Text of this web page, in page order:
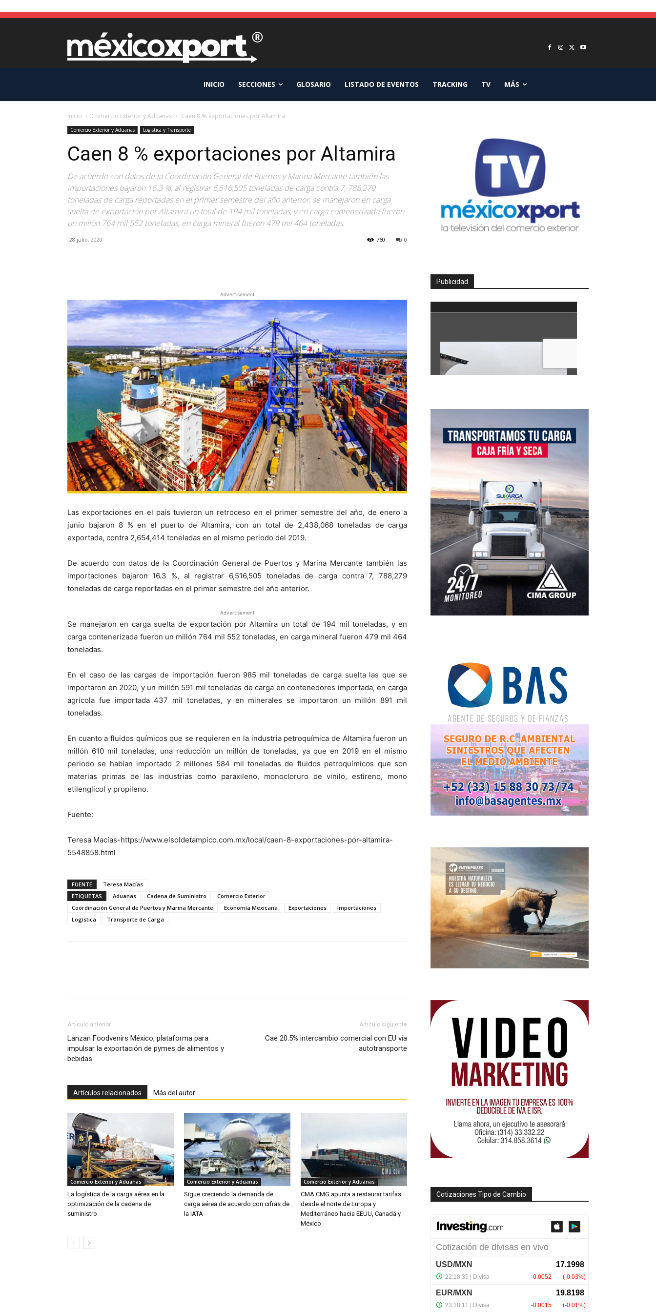
INICIO SECCIONES GLOSARIO LISTADO DE EVENTOS TRACKING TV MÁS
Inicio Comercio Exterior y Aduanas Caen 8 % exportaciones por Altamira
Comercio Exterior y Aduanas Logistica y Transporte
Caen 8 % exportaciones por Altamira
De acuerdo con datos de la Coordinación General de Puertos y Marina Mercante también las
importaciones bajaron 16.3 %, al registrar 6,516,505 toneladas de carga contra 7, 788,279
toneladas de carga reportadas en el primer semestre del año anterior, se manejaron en carga
suelta de exportación por Altamira un total de 194 mil toneladas, y en carga contenerizada fueron
un millón 764 mil 552 toneladas, en carga mineral fueron 479 mil 464 toneladas.
28 julio, 2020 0
760
Advertisement
Las exportaciones en el país tuvieron un retroceso en el primer semestre del año, de enero a
junio bajaron 8 % en el puerto de Altamira, con un total de 2,438,068 toneladas de carga
exportada, contra 2,654,414 toneladas en el mismo periodo del 2019.
De acuerdo con datos de la Coordinación General de Puertos y Marina Mercante también las
importaciones bajaron 16.3 %, al registrar 6,516,505 toneladas de carga contra 7, 788,279
toneladas de carga reportadas en el primer semestre del año anterior.
Advertisement
Se manejaron en carga suelta de exportación por Altamira un total de 194 mil toneladas, y en
carga contenerizada fueron un millón 764 mil 552 toneladas, en carga mineral fueron 479 mil 464
toneladas.
En el caso de las cargas de importación fueron 985 mil toneladas de carga suelta las que se
importaron en 2020, y un millón 591 mil toneladas de carga en contenedores importada, en carga
agrícola fue importada 437 mil toneladas, y en minerales se importaron un millón 891 mil
toneladas.
En cuanto a fluidos químicos que se requieren en la industria petroquímica de Altamira fueron un
millón 610 mil toneladas, una reducción un millón de toneladas, ya que en 2019 en el mismo
periodo se habían importado 2 millones 584 mil toneladas de fluidos petroquímicos que son
materias primas de las industrias como paraxileno, monocloruro de vinilo, estireno, mono
etilenglicol y propileno.
Fuente:
Teresa Macías-https://www.elsoldetampico.com.mx/local/caen-8-exportaciones-por-altamira-
5548858.html
FUENTE
Teresa Macías
ETIQUETAS
Aduanas Cadena de Suministro
Comercio Exterior
Coordinación General de Puertos y Marina Mercante
Economía Mexicana Exportaciones
Importaciones
Logística
Transporte de Carga
Artículo anterior
Lanzan Foodvenirs México, plataforma para
impulsar la exportación de pymes de alimentos y
bebidas
Artículo siguiente
Cae 20.5% intercambio comercial con EU vía
autotransporte
Artículos relacionados Más del autor
Comercio Exterior y Aduanas
La logística de la carga aérea en la
optimización de la cadena de
suministro
Comercio Exterior y Aduanas
Sigue creciendo la demanda de
carga aérea de acuerdo con cifras de
la IATA
Comercio Exterior y Aduanas
CMA CMG apunta a restaurar tarifas
desde el norte de Europa y
Mediterráneo hacia EEUU, Canadá y
México
Publicidad
Cotizaciones Tipo de Cambio